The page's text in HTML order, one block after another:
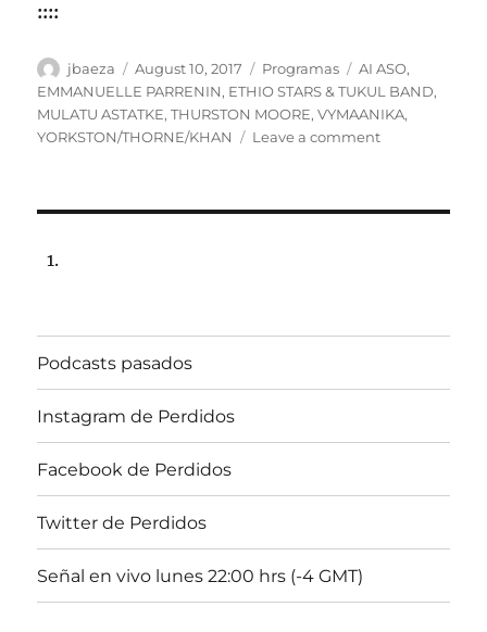
::::
Author
jbaeza
Posted
on
August 10, 2017 Categories
Programas Tags
AI ASO,
EMMANUELLE PARRENIN, ETHIO STARS & TUKUL BAND,
MULATU ASTATKE,THURSTON MOORE,VYMAANIKA,
YORKSTON/THORNE/KHAN
Leave a commenton
hrs
Radio
Podcasts pasados
Instagram de Perdidos
Facebook de Perdidos
Twitter de Perdidos
Señal en vivo lunes 22:00 hrs (-4 GMT)